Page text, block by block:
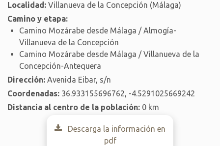
Localidad: Villanueva de la Concepción (Málaga)
Camino y etapa:
Camino Mozárabe desde Málaga / Almogía-
Villanueva de la Concepción
Camino Mozárabe desde Málaga / Villanueva de la
Concepción-Antequera
Dirección: Avenida Eibar, s/n
Coordenadas: 36.933155696762, -4.5291025669242
Distancia al centro de la población: 0 km
Descarga la información en
pdf